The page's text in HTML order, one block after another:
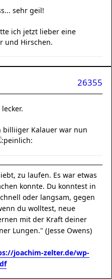
sehr geil!
ich jetzt lieber eine
und Hirschen.
26355
billiiger Kalauer war nun
zu laufen. Es war etwas
konnte. Du konntest in
oder langsam, gegen
du wolltest, neue
mit der Kraft deiner
Lungen." (Jesse Owens)
joachim-zelter.de/wp-